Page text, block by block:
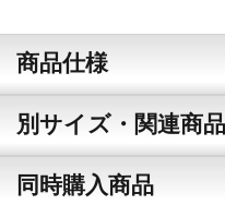
商品仕様
別サイズ・関連商品
同時購入商品